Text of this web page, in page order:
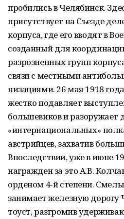
пробились в Челябинск.
присутствует на Съезде
корпуса, где его вводят в
созданный для
разрозненных групп
связи с местными
низациями. 26 мая 1918
жестко подавляет
большевиков и разоружает
«интернациональных»
австрийцев, захватив
Впоследствии, уже в июне
награжден за это А.В.
орденом 4-й степени.
занимает железную дорогу
тоуст, разгромив